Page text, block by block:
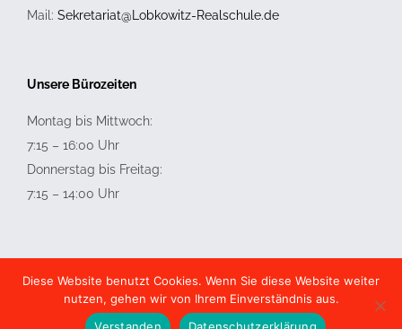
Mail: Sekretariat@Lobkowitz-Realschule.de
Unsere Bürozeiten
Montag bis Mittwoch:
7:15 – 16:00 Uhr
Donnerstag bis Freitag:
7:15 – 14:00 Uhr
© Copyright Lobkowitz Realschule |Impressum |Datenschutz
Diese Website benutzt Cookies. Wenn Sie diese Website weiter
nutzen, gehen wir von Ihrem Einverständnis aus.
Verstanden
Datenschutzerklärung